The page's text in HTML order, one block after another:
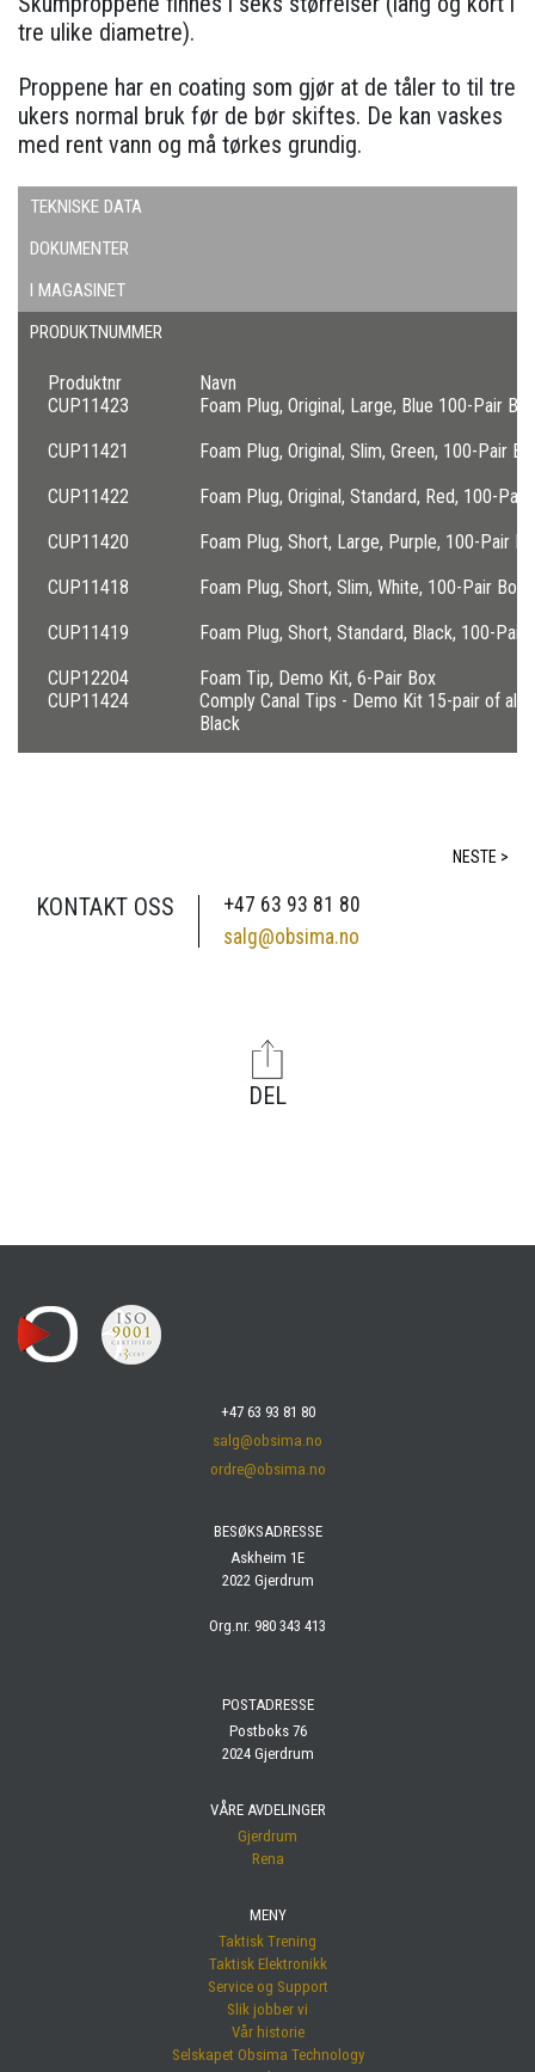
tre ulike diametre).
Proppene har en coating som gjør at de tåler to til tre
ukers normal bruk før de bør skiftes. De kan vaskes
med rent vann og må tørkes grundig.
PRODUKTNUMMER
TEKNISKE DATA
DOKUMENTER
I MAGASINET
Produktnr
Navn
CUP11423
Foam Plug, Original, Large, Blue 100-Pair Box
CUP11421
Foam Plug, Original, Slim, Green, 100-Pair
CUP11422
Foam Plug, Original, Standard, Red, 100-Pair
CUP11420
Foam Plug, Short, Large, Purple, 100-Pair
CUP11418
Foam Plug, Short, Slim, White, 100-Pair Box
CUP11419
Foam Plug, Short, Standard, Black, 100-Pair
CUP12204
Foam Tip, Demo Kit, 6-Pair Box
CUP11424
Comply Canal Tips - Demo Kit 15-pair of all
Black
NESTE >
KONTAKT OSS
+47 63 93 81 80
salg@obsima.no
DEL
+47 63 93 81 80
salg@obsima.no
ordre@obsima.no
BESØKSADRESSE
Askheim 1E
2022 Gjerdrum
Org.nr. 980 343 413
POSTADRESSE
Postboks 76
2024 Gjerdrum
VÅRE AVDELINGER
Gjerdrum
Rena
MENY
Taktisk Trening
Taktisk Elektronikk
Service og Support
Slik jobber vi
Vår historie
Selskapet Obsima Technology